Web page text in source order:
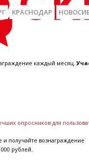
КРАСНОДАР
каждый месяц.
опросников для
получайте вознаграждение
рублей.